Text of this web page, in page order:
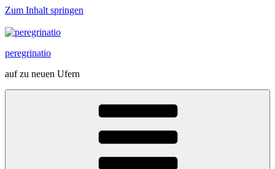
Zum Inhalt springen
peregrinatio
auf zu neuen Ufern